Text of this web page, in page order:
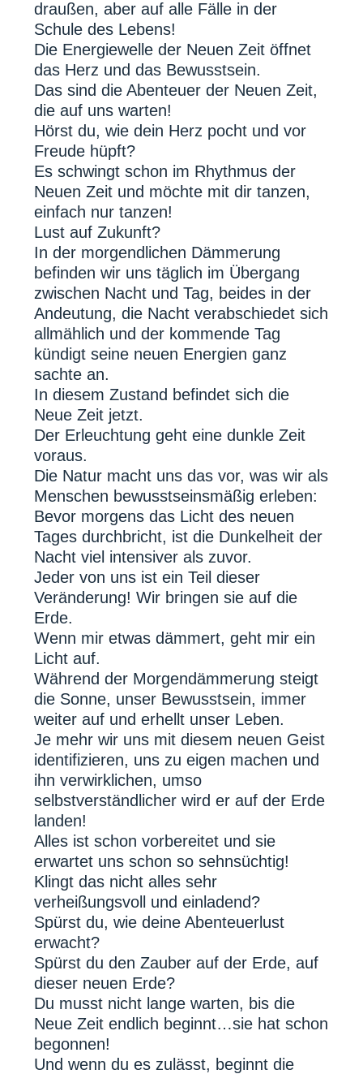
draußen, aber auf alle Fälle in der
Schule des Lebens!
Die Energiewelle der Neuen Zeit öffnet
das Herz und das Bewusstsein.
Das sind die Abenteuer der Neuen Zeit,
die auf uns warten!
Hörst du, wie dein Herz pocht und vor
Freude hüpft?
Es schwingt schon im Rhythmus der
Neuen Zeit und möchte mit dir tanzen,
einfach nur tanzen!
Lust auf Zukunft?
In der morgendlichen Dämmerung
befinden wir uns täglich im Übergang
zwischen Nacht und Tag, beides in der
Andeutung, die Nacht verabschiedet sich
allmählich und der kommende Tag
kündigt seine neuen Energien ganz
sachte an.
In diesem Zustand befindet sich die
Neue Zeit jetzt.
Der Erleuchtung geht eine dunkle Zeit
voraus.
Die Natur macht uns das vor, was wir als
Menschen bewusstseinsmäßig erleben:
Bevor morgens das Licht des neuen
Tages durchbricht, ist die Dunkelheit der
Nacht viel intensiver als zuvor.
Jeder von uns ist ein Teil dieser
Veränderung! Wir bringen sie auf die
Erde.
Wenn mir etwas dämmert, geht mir ein
Licht auf.
Während der Morgendämmerung steigt
die Sonne, unser Bewusstsein, immer
weiter auf und erhellt unser Leben.
Je mehr wir uns mit diesem neuen Geist
identifizieren, uns zu eigen machen und
ihn verwirklichen, umso
selbstverständlicher wird er auf der Erde
landen!
Alles ist schon vorbereitet und sie
erwartet uns schon so sehnsüchtig!
Klingt das nicht alles sehr
verheißungsvoll und einladend?
Spürst du, wie deine Abenteuerlust
erwacht?
Spürst du den Zauber auf der Erde, auf
dieser neuen Erde?
Du musst nicht lange warten, bis die
Neue Zeit endlich beginnt…sie hat schon
begonnen!
Und wenn du es zulässt, beginnt die